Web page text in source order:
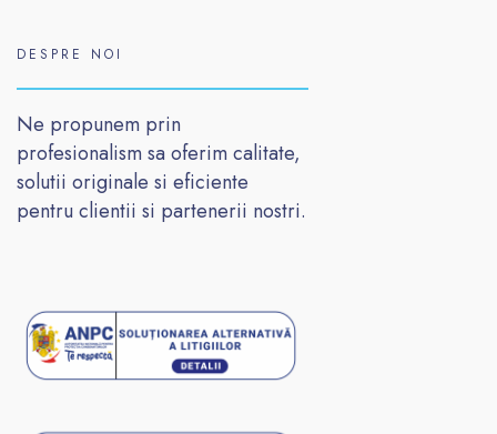
DESPRE NOI
Ne propunem prin
profesionalism sa oferim calitate,
solutii originale si eficiente
pentru clientii si partenerii nostri.